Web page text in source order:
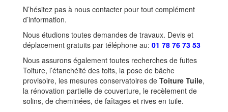
N’hésitez pas à nous contacter pour tout complément
d’information.
Nous étudions toutes demandes de travaux. Devis et
déplacement gratuits par téléphone au: 01 78 76 73 53
Nous assurons également toutes recherches de fuites
Toiture, l’étanchéité des toits, la pose de bâche
provisoire, les mesures conservatoires de Toiture Tuile,
la rénovation partielle de couverture, le recèlement de
solins, de cheminées, de faîtages et rives en tuile.